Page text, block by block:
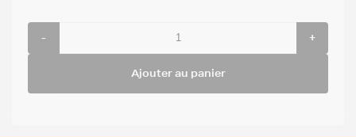
- +
Ajouter au panier